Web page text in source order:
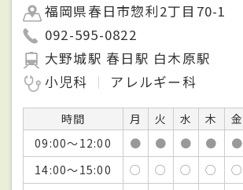
福岡県春日市惣利2丁目70-1
092-595-0822
大野城駅 春日駅 白木原駅
小児科
アレルギー科
時間 月 火 水 木 金
09:00～12:00
● ● ● ● ●
14:00～15:00
○ ○ ○ ○ ○